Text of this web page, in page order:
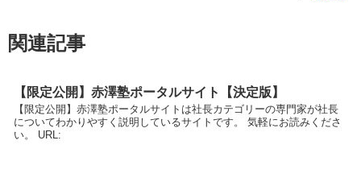
関連記事
【限定公開】赤澤塾ポータルサイト【決定版】
【限定公開】赤澤塾ポータルサイトは社長カテゴリーの専門家が社長
についてわかりやすく説明しているサイトです。 気軽にお読みくださ
い。 URL: